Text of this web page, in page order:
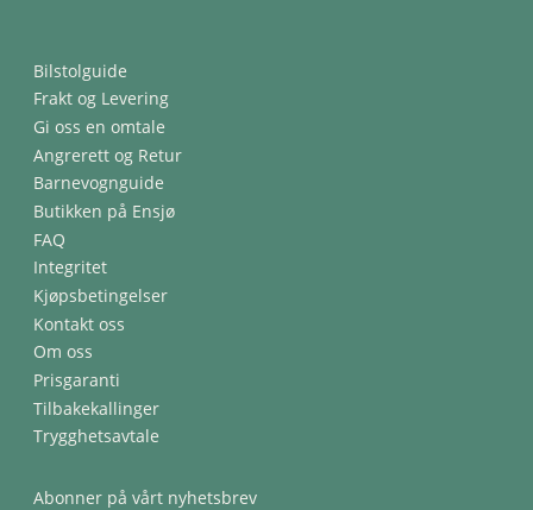
Bilstolguide
Frakt og Levering
Gi oss en omtale
Angrerett og Retur
Barnevognguide
Butikken på Ensjø
FAQ
Integritet
Kjøpsbetingelser
Kontakt oss
Om oss
Prisgaranti
Tilbakekallinger
Trygghetsavtale
Abonner på vårt nyhetsbrev